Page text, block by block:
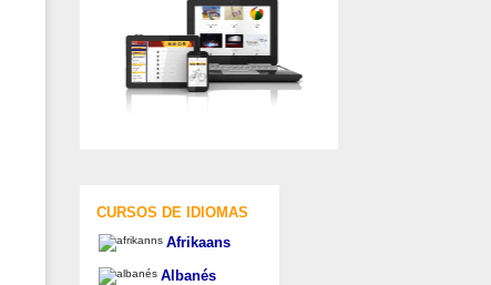
CURSOS DE IDIOMAS
Afrikaans
Albanés